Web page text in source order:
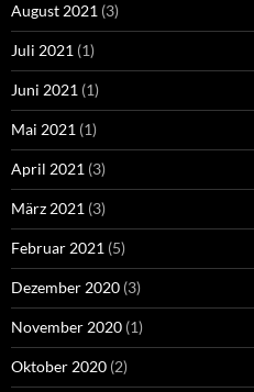
August 2021 (3)
Juli 2021 (1)
Juni 2021 (1)
Mai 2021 (1)
April 2021 (3)
März 2021 (3)
Februar 2021 (5)
Dezember 2020 (3)
November 2020 (1)
Oktober 2020 (2)